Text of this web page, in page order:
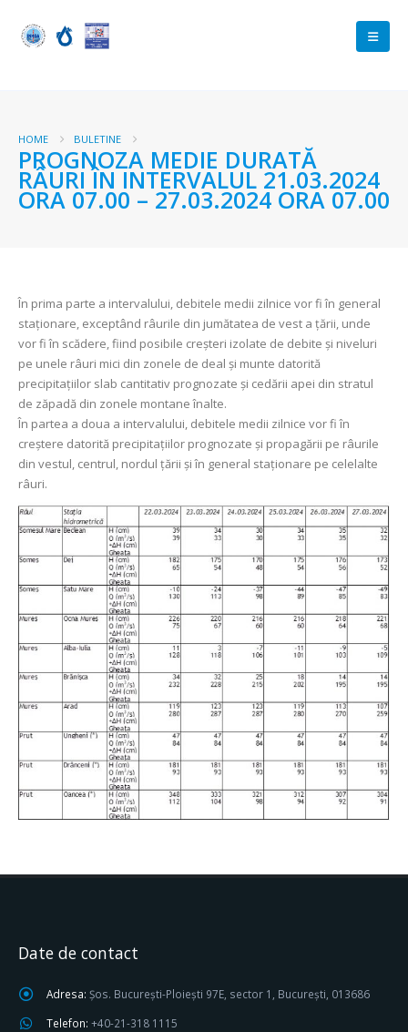
HOME BULETINE
PROGNOZA MEDIE DURATĂ
RÂURI ÎN INTERVALUL 21.03.2024
ORA 07.00 – 27.03.2024 ORA 07.00
În prima parte a intervalului, debitele medii zilnice vor fi în general
staționare, exceptând râurile din jumătatea de vest a țării, unde
vor fi în scădere, fiind posibile creșteri izolate de debite și niveluri
pe unele râuri mici din zonele de deal și munte datorită
precipitațiilor slab cantitativ prognozate și cedării apei din stratul
de zăpadă din zonele montane înalte.
În partea a doua a intervalului, debitele medii zilnice vor fi în
creștere datorită precipitațiilor prognozate și propagării pe râurile
din vestul, centrul, nordul țării și în general staționare pe celelalte
râuri.
Date de contact
Adresa: Șos. București-Ploiești 97E, sector 1, București, 013686
Telefon: +40-21-318 1115